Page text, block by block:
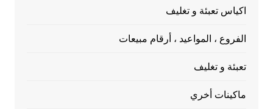
اكياس تعبئة و تغليف
الفروع ، المواعيد ، أرقام مبيعات
تعبئة و تغليف
ماكينات أخري